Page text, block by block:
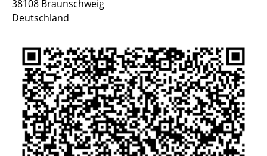
38108 Braunschweig
Deutschland